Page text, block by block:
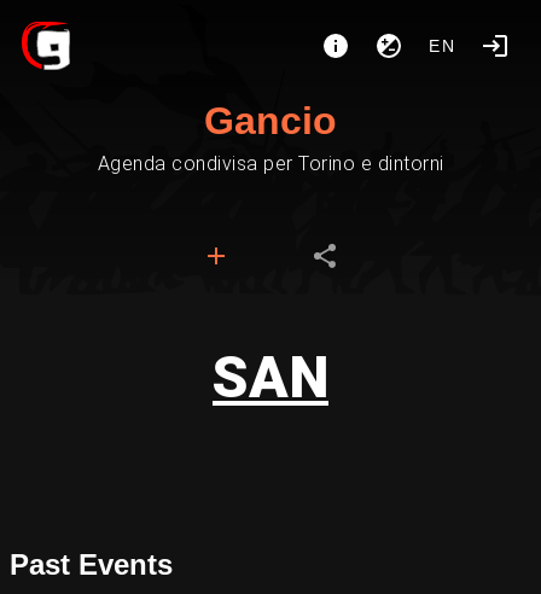
EN
Gancio
Agenda condivisa per Torino e dintorni
SAN
Past Events